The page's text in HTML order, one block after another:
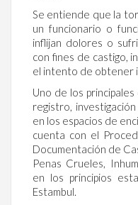
Se entiende que la
un funcionario o
inflijan dolores o
con fines de castigo,
el intento de obtener
Uno de los
registro,
en los espacios de
cuenta con el
Documentación de
Penas Crueles,
en los principios
Estambul.